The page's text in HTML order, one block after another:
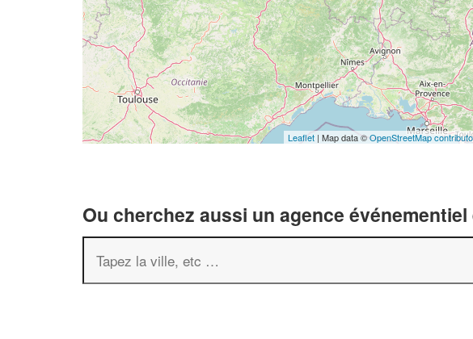
Leaflet | Map data ©OpenStreetMap
Ou cherchez aussi un agence